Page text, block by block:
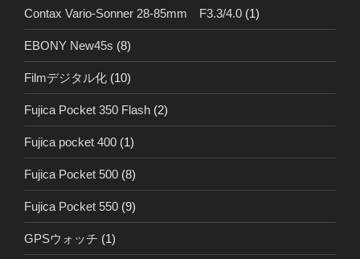
Contax Vario-Sonner 28-85mm F3.3/4.0 (1)
EBONY New45s (8)
Filmデジタル化 (10)
Fujica Pocket 350 Flash (2)
Fujica pocket 400 (1)
Fujica Pocket 500 (8)
Fujica Pocket 550 (9)
GPSウォッチ (1)